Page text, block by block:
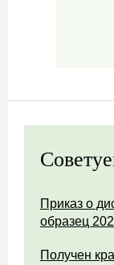
Приказ о
образец
Получен